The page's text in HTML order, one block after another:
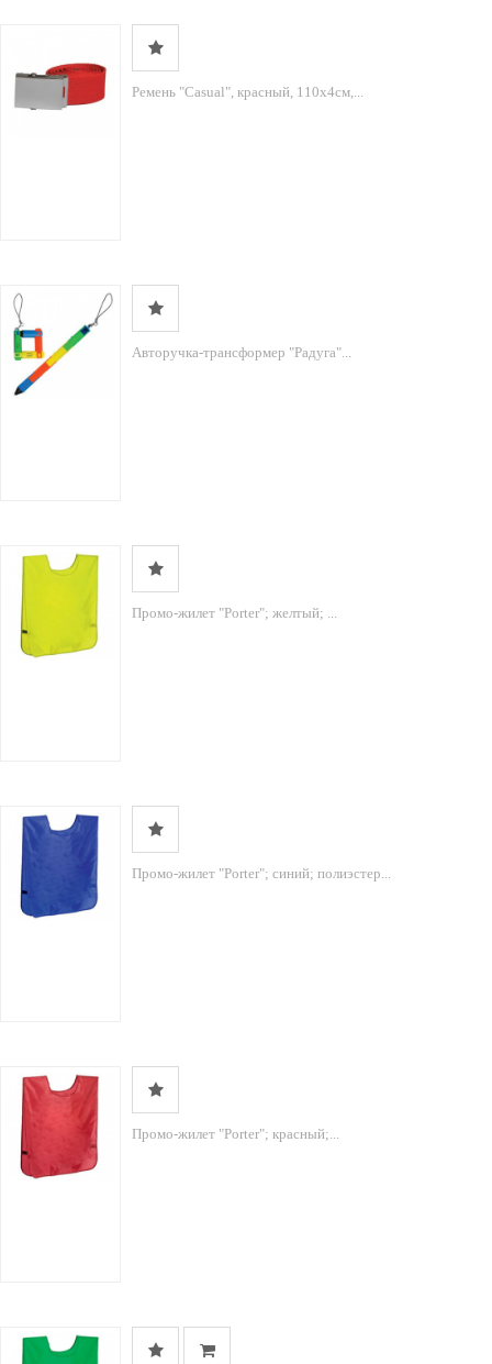
Ремень "Casual", красный, 110х4см,...
Авторучка-трансформер "Радуга"...
Промо-жилет "Porter"; желтый; ...
Промо-жилет "Porter"; синий; полиэстер...
Промо-жилет "Porter"; красный;...